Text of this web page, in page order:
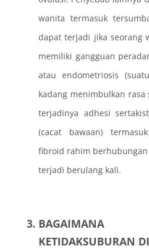
wanita termasuk
dapat terjadi jika seorang
memiliki gangguan
atau endometriosis
kadang menimbulkan rasa
terjadinya adhesi
(cacat bawaan)
fibroid rahim
terjadi berulang kali.
KETIDAKSUBURAN